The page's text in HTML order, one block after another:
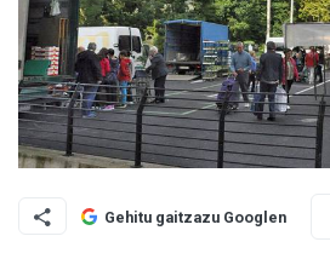
Gehitu gaitzazu Googlen